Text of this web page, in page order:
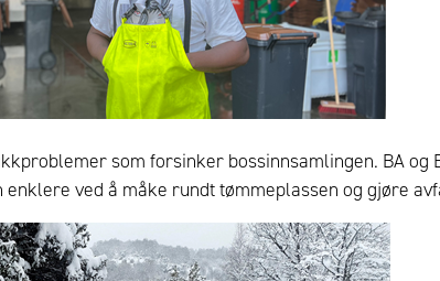
som forsinker bossinnsamlingen. BA
enklere ved å måke rundt tømmeplassen og gjøre